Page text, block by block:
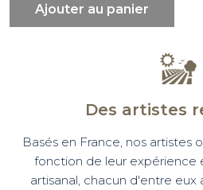
Ajouter au panier
Des artistes
Basés en France, nos artistes
fonction de leur expérience
artisanal, chacun d'entre